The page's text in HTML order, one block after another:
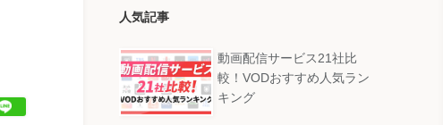
人気記事
動画配信サービス21社比
較！VODおすすめ人気ラン
キング